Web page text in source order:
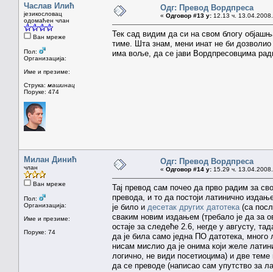
Часлав Илић
језикословац
одомаћен члан
Ван мреже
Пол:
Организација:
Име и презиме:
Струка: машинац
Поруке: 474
Одг: Превод Вордпреса
« Одговор #13 у: 12.13 ч.
Тек сад видим да си на свом блогу
тиме. Шта знам, мени инат не би дозволио
има воље, да се јави Вордпресовцима
Милан Динић
члан
Ван мреже
Пол:
Организација:
Име и презиме:
Поруке: 74
Одг: Превод Вордпреса
« Одговор #14 у: 15.29 ч.
Тај превод сам почео да прво радим за
превода, и то да постоји латинично
је било и десетак других датотека (са
сваким новим издањем (требало је да за
остаје за следеће 2.6, негде у августу,
да је била само једна ПО датотека,
нисам мислио да је онима који желе
логично, не види посетиоцима) и две теме
да се преводе (написао сам упутство за